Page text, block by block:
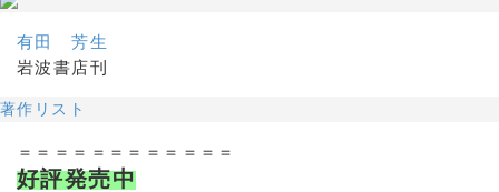
有田 芳生
岩波書店刊
著作リスト
＝＝＝＝＝＝＝＝＝＝＝＝
好評発売中